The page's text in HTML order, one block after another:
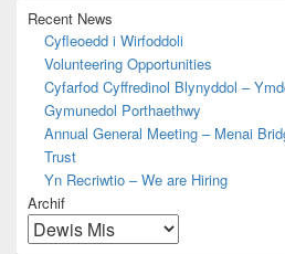
o
k
Recent News
Cyfleoedd i Wirfoddoli
Volunteering Opportunities
Cyfarfod Cyffredinol Blynyddol –
Gymunedol Porthaethwy
Annual General Meeting – Menai
Trust
Yn Recriwtio – We are Hiring
Archif